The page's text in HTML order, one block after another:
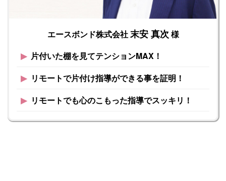
エースボンド株式会社末安 真次 様
▶︎ 片付いた棚を見てテンションMAX！
▶︎ リモートで片付け指導ができる事を証明！
▶︎ リモートでも心のこもった指導でスッキリ！